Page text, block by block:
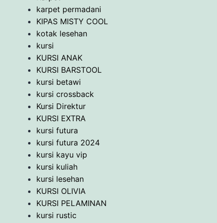
karpet permadani
KIPAS MISTY COOL
kotak lesehan
kursi
KURSI ANAK
KURSI BARSTOOL
kursi betawi
kursi crossback
Kursi Direktur
KURSI EXTRA
kursi futura
kursi futura 2024
kursi kayu vip
kursi kuliah
kursi lesehan
KURSI OLIVIA
KURSI PELAMINAN
kursi rustic